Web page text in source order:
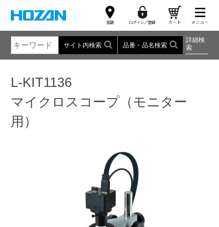
サイト内検索 品番・品名検索
詳細検
索
L-KIT1136
マイクロスコープ（モニター
用）